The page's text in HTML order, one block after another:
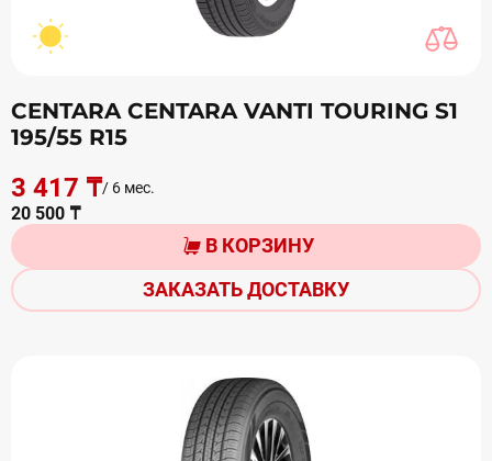
CENTARA CENTARA VANTI TOURING S1
195/55 R15
3 417 ₸/ 6 мес.
20 500 ₸
В КОРЗИНУ
ЗАКАЗАТЬ ДОСТАВКУ